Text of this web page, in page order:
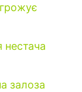
залоза